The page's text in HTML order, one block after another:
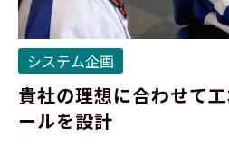
システム企画
貴社の理想に合わせて
ールを設計